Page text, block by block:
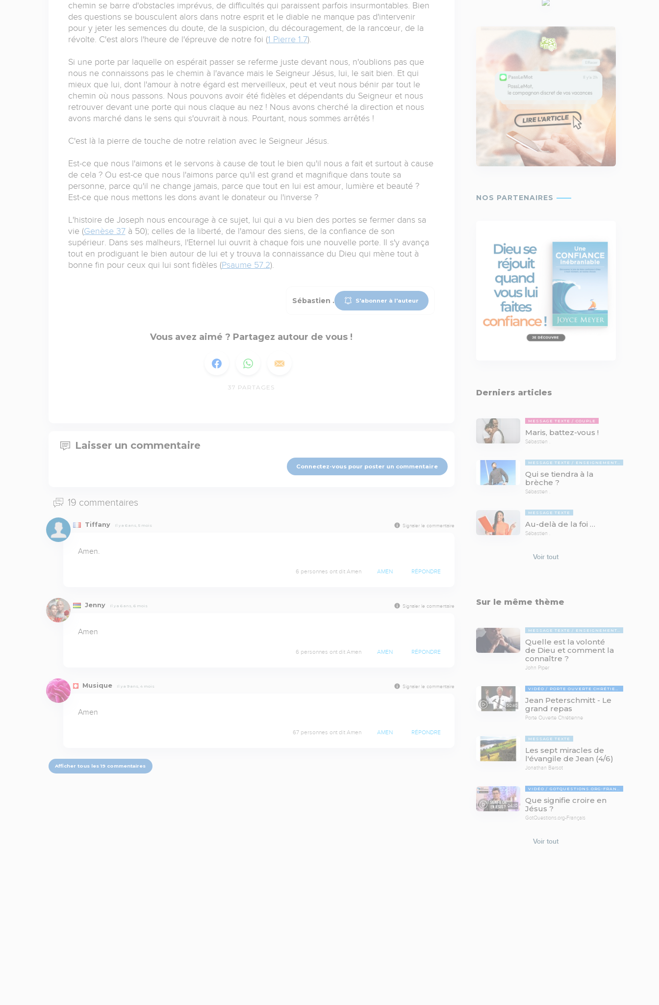
chemin se barre d'obstacles imprévus, de difficultés qui paraissent parfois insurmontables. Bien
des questions se bousculent alors dans notre esprit et le diable ne manque pas d'intervenir
pour y jeter les semences du doute, de la suspicion, du découragement, de la rancœur, de la
révolte. C'est alors l'heure de l'épreuve de notre foi (1 Pierre 1.7).
Si une porte par laquelle on espérait passer se referme juste devant nous, n'oublions pas que
nous ne connaissons pas le chemin à l'avance mais le Seigneur Jésus, lui, le sait bien. Et qui
mieux que lui, dont l'amour à notre égard est merveilleux, peut et veut nous bénir par tout le
chemin où nous passons. Nous pouvons avoir été fidèles et dépendants du Seigneur et nous
retrouver devant une porte qui nous claque au nez ! Nous avons cherché la direction et nous
avons marché dans le sens qui s'ouvrait à nous. Pourtant, nous sommes arrêtés !
C'est là la pierre de touche de notre relation avec le Seigneur Jésus.
Est-ce que nous l'aimons et le servons à cause de tout le bien qu'il nous a fait et surtout à cause
de cela ? Ou est-ce que nous l'aimons parce qu'il est grand et magnifique dans toute sa
personne, parce qu'il ne change jamais, parce que tout en lui est amour, lumière et beauté ?
Est-ce que nous mettons les dons avant le donateur ou l'inverse ?
L'histoire de Joseph nous encourage à ce sujet, lui qui a vu bien des portes se fermer dans sa
vie (Genèse 37à 50); celles de la liberté, de l'amour des siens, de la confiance de son
supérieur. Dans ses malheurs, l'Eternel lui ouvrit à chaque fois une nouvelle porte. Il s'y avança
tout en prodiguant le bien autour de lui et y trouva la connaissance du Dieu qui mène tout à
bonne fin pour ceux qui lui sont fidèles (Psaume 57.2).
Sébastien . S'abonner à l'auteur
Vous avez aimé ? Partagez autour de vous !
37 PARTAGES
Laisser un commentaire
Connectez-vous pour poster un commentaire
19 commentaires
Tiffany Il y a 6 ans, 5 mois Signaler le commentaire
Amen.
6 personnes ont dit Amen AMEN RÉPONDRE
Jenny Il y a 6 ans, 6 mois Signaler le commentaire
Amen
6 personnes ont dit Amen AMEN RÉPONDRE
Musique Il y a 9 ans, 4 mois Signaler le commentaire
Amen
67 personnes ont dit Amen AMEN RÉPONDRE
Afficher tous les 19 commentaires
Derniers articles
MESSAGE TEXTE COUPLE
Maris, battez-vous !
Sébastien .
MESSAGE TEXTE ENSEIGNEMENTS BIBLIQUES
Qui se tiendra à la
brèche ?
Sébastien .
MESSAGE TEXTE
Au-delà de la foi …
Sébastien .
Voir tout
Sur le même thème
MESSAGE TEXTE ENSEIGNEMENTS BIBLIQUES
Quelle est la volonté
de Dieu et comment la
connaître ?
John Piper
50:40
VIDÉO PORTE OUVERTE CHRÉTIENNE
Jean Peterschmitt - Le
grand repas
Porte Ouverte Chrétienne
MESSAGE TEXTE
Les sept miracles de
l'évangile de Jean (4/6)
Jonathan Bersot
04:10
VIDÉO GOTQUESTIONS.ORG-FRANÇAIS
Que signifie croire en
Jésus ?
GotQuestions.org-Français
Voir tout